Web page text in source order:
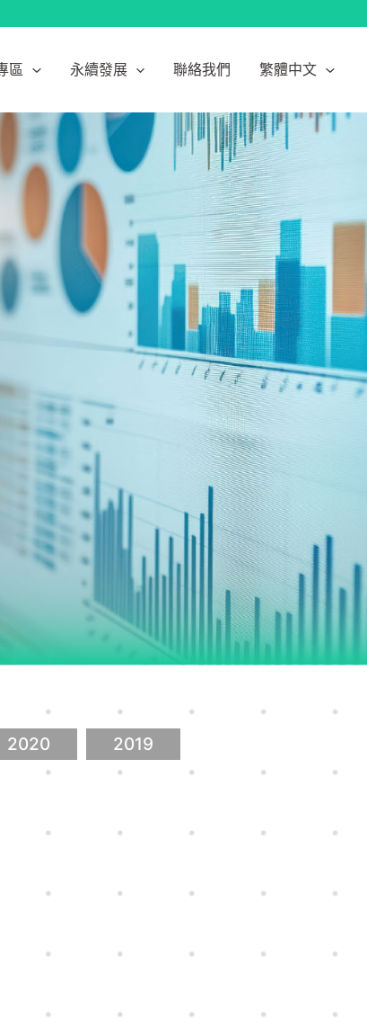
區 永續發展 聯絡我們 繁體中文
2020 2019